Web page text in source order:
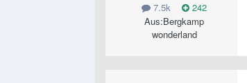
7.5k
242
Aus:Bergkamp
wonderland